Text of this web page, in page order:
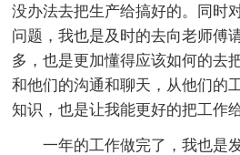
没办法去把生产给搞好的。同时
问题，我也是及时的去向老师傅
多，也是更加懂得应该如何的去
和他们的沟通和聊天，从他们的
知识，也是让我能更好的把工作
一年的工作做完了，我也是